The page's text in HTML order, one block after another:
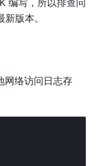
版本。
网络访问日志存